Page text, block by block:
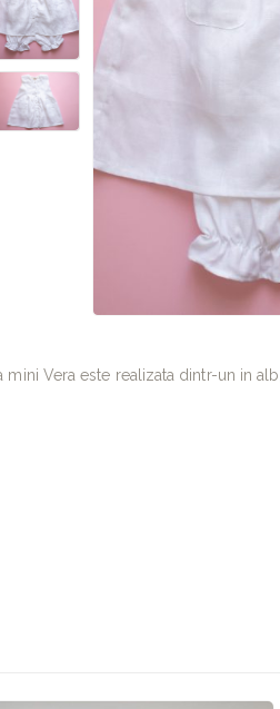
mini Vera este realizata dintr-un in